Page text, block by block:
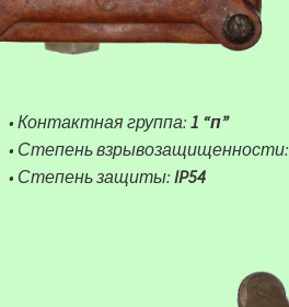
• Контактная группа: 1 “п”
• Степень взрывозащищенности:
• Степень защиты: IP54